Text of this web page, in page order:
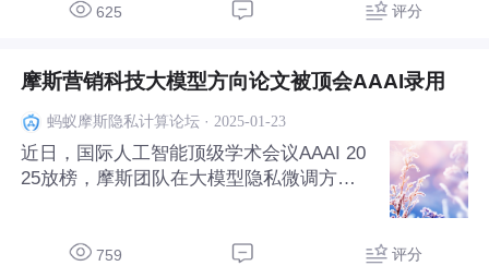
从摩斯密码库、隐私计算技术到摩斯隐私计
625 评分
摩斯营销科技大模型方向论文被顶会AAAI录用
蚂蚁摩斯隐私计算论坛· 2025-01-23
近日，国际人工智能顶级学术会议AAAI 20
25放榜，摩斯团队在大模型隐私微调方向
心化微调过程需要模型和数据存在于同一位
759 评分